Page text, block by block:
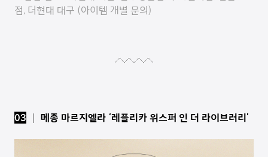
점, 더현대 대구 (아이템 개별 문의)
03 │ 메종 마르지엘라 ‘레플리카 위스퍼 인 더 라이브러리’